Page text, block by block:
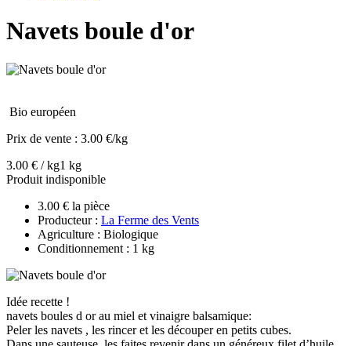
Navets boule d'or
Bio européen
Prix de vente : 3.00 €/kg
3.00 € / kg1 kg
Produit indisponible
3.00 € la pièce
Producteur : La Ferme des Vents
Agriculture : Biologique
Conditionnement : 1 kg
Idée recette !
navets boules d or au miel et vinaigre balsamique:
Peler les navets , les rincer et les découper en petits cubes.